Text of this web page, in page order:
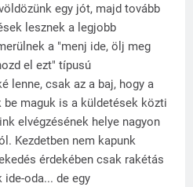
egy jót, majd tovább
lesznek a legjobb
a "menj ide, ölj meg
el ezt" típusú
lenne, csak az a baj, hogy a
maguk is a küldetések közti
elvégzésének helye nagyon
Kezdetben nem kapunk
érdekében csak rakétás
oda... de egy